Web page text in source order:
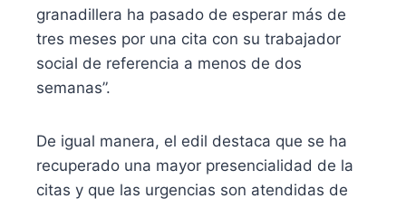
granadillera ha pasado de esperar más de
tres meses por una cita con su trabajador
social de referencia a menos de dos
semanas”.
De igual manera, el edil destaca que se ha
recuperado una mayor presencialidad de la
citas y que las urgencias son atendidas de